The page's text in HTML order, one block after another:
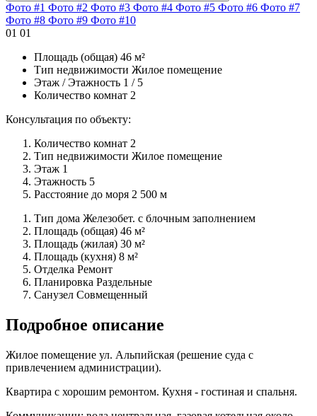
Фото #1 Фото #2 Фото #3 Фото #4 Фото #5 Фото #6 Фото #7
Фото #8 Фото #9 Фото #10
01 01
Площадь (общая) 46 м²
Тип недвижимости Жилое помещение
Этаж / Этажность 1 / 5
Количество комнат 2
Консультация по объекту:
Количество комнат 2
Тип недвижимости Жилое помещение
Этаж 1
Этажность 5
Расстояние до моря 2 500 м
Тип дома Железобет. с блочным заполнением
Площадь (общая) 46 м²
Площадь (жилая) 30 м²
Площадь (кухня) 8 м²
Отделка Ремонт
Планировка Раздельные
Санузел Совмещенный
Подробное описание
Жилое помещение ул. Альпийская (решение суда с
привлечением администрации).
Квартира с хорошим ремонтом. Кухня - гостиная и спальня.